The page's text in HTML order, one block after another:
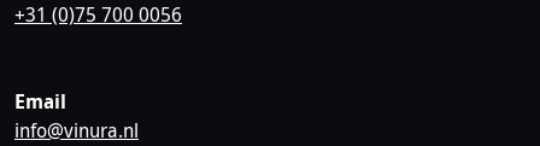
+31 (0)75 700 0056
Email
info@vinura.nl